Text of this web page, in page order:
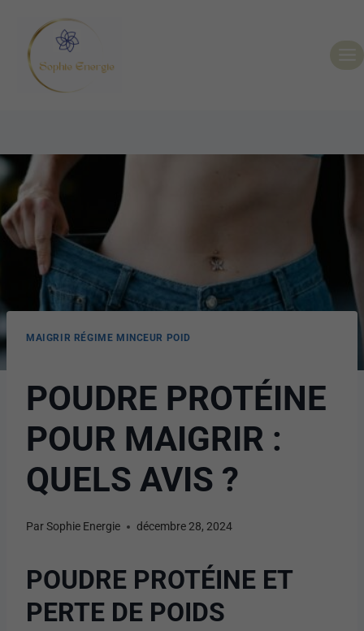
MAIGRIR RÉGIME MINCEUR POID
POUDRE PROTÉINE
POUR MAIGRIR :
QUELS AVIS ?
ParSophie Energie décembre 28, 2024
POUDRE PROTÉINE ET
PERTE DE POIDS